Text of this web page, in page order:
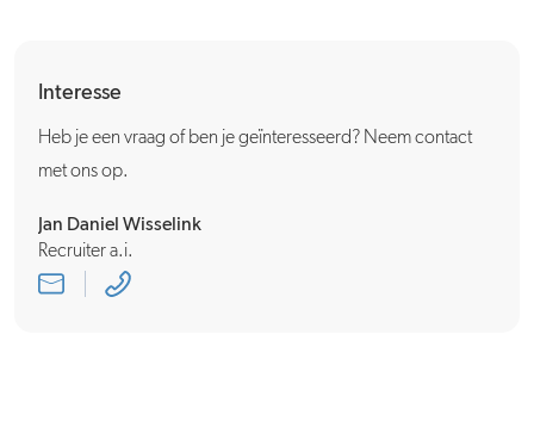
Interesse
Heb je een vraag of ben je geïnteresseerd? Neem contact
met ons op.
Jan Daniel Wisselink
Recruiter a.i.